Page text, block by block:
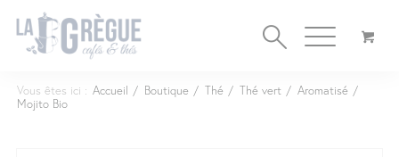
Vous êtes ici : Accueil / Boutique / Thé / Thé vert / Aromatisé /
Mojito Bio